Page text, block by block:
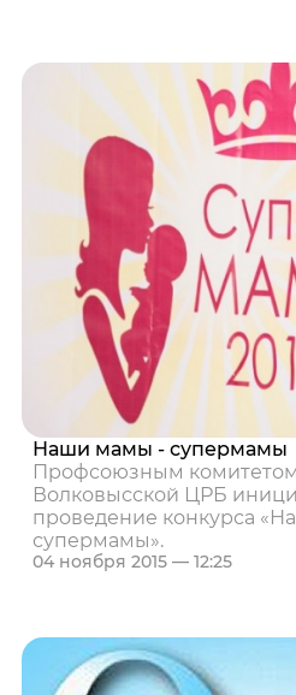
Наши мамы - супермамы
Профсоюзным
Волковысской ЦРБ
проведение конкурса
супермамы».
04 ноября 2015 — 12:25